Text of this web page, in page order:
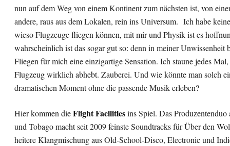
nun auf dem Weg von einem Kontinent zum nächsten ist, von
andere, raus aus dem Lokalen, rein ins Universum. Ich habe
wieso Flugzeuge fliegen können, mit mir und Physik ist es
wahrscheinlich ist das sogar gut so: denn in meiner Unwissenheit
Fliegen für mich eine einzigartige Sensation. Ich staune jedes
Flugzeug wirklich abhebt. Zauberei. Und wie könnte man solch
dramatischen Moment ohne die passende Musik erleben?
Hier kommen dieFlight Facilitiesins Spiel. Das Produzentenduo
und Tobago macht seit 2009 feinste Soundtracks für Über den
heitere Klangmischung aus Old-School-Disco, Electronic und